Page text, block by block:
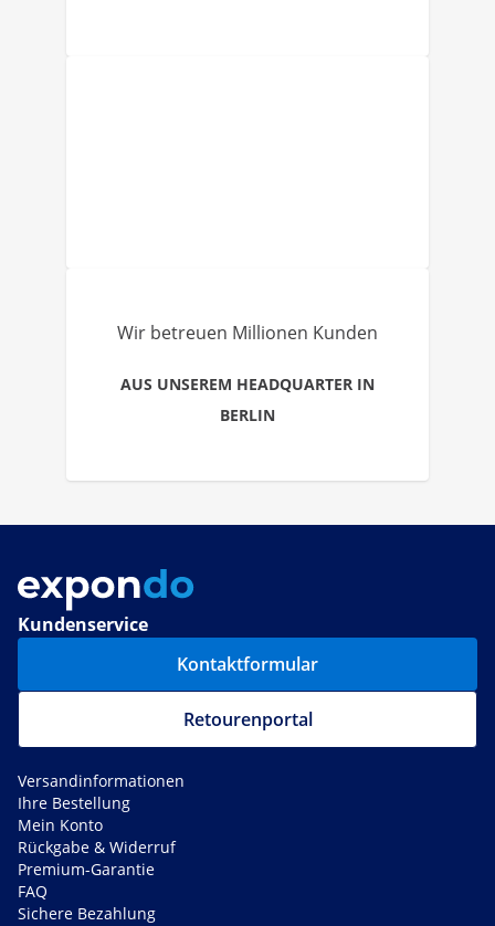
Wir betreuen Millionen Kunden
AUS UNSEREM HEADQUARTER IN
BERLIN
Kundenservice
Kontaktformular
Retourenportal
Versandinformationen
Ihre Bestellung
Mein Konto
Rückgabe & Widerruf
Premium-Garantie
FAQ
Sichere Bezahlung